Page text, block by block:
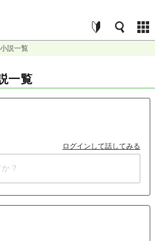
説一覧
一覧
ログインして話してみる